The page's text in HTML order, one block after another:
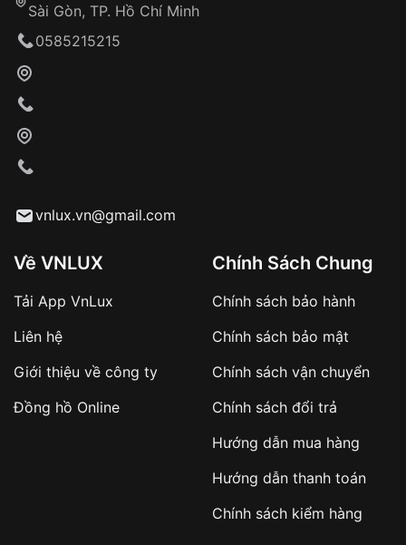
Khách hàng kiểm tra và thanh toán trực tiếp
Từ khóa SEO:
sản phẩm đặc biệt
hàng
Số tiền còn lại thanh toán khi nhận hàng hoặc
✔️ Đảm bảo xử lý đơn hàng nhanh chóng
✔️ Hạn chế tình trạng hủy đơn không mong
Sài Gòn, TP. Hồ Chí Minh
0585215215
vnlux.vn@gmail.com
Về VNLUX
Tải App VnLux
Liên hệ
Giới thiệu về công ty
Đồng hồ Online
Chính Sách Chung
Chính sách bảo hành
Chính sách bảo mật
Chính sách vận chuyển
Chính sách đổi trả
Hướng dẫn mua hàng
Hướng dẫn thanh toán
Chính sách kiểm hàng